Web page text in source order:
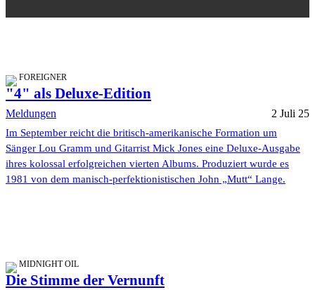
FOREIGNER
"4" als Deluxe-Edition
Meldungen 2 Juli 25
Im September reicht die britisch-amerikanische Formation um
Sänger Lou Gramm und Gitarrist Mick Jones eine Deluxe-Ausgabe
ihres kolossal erfolgreichen vierten Albums. Produziert wurde es
1981 von dem manisch-perfektionistischen John „Mutt“ Lange.
MIDNIGHT OIL
Die Stimme der Vernunft